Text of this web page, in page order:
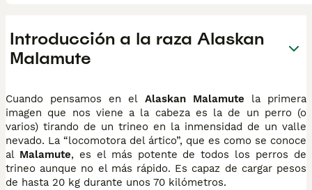
Introducción a la raza Alaskan
Malamute
Cuando pensamos en el Alaskan Malamute la primera
imagen que nos viene a la cabeza es la de un perro (o
varios) tirando de un trineo en la inmensidad de un valle
nevado. La “locomotora del ártico”, que es como se conoce
al Malamute, es el más potente de todos los perros de
trineo aunque no el más rápido. Es capaz de cargar pesos
de hasta 20 kg durante unos 70 kilómetros.